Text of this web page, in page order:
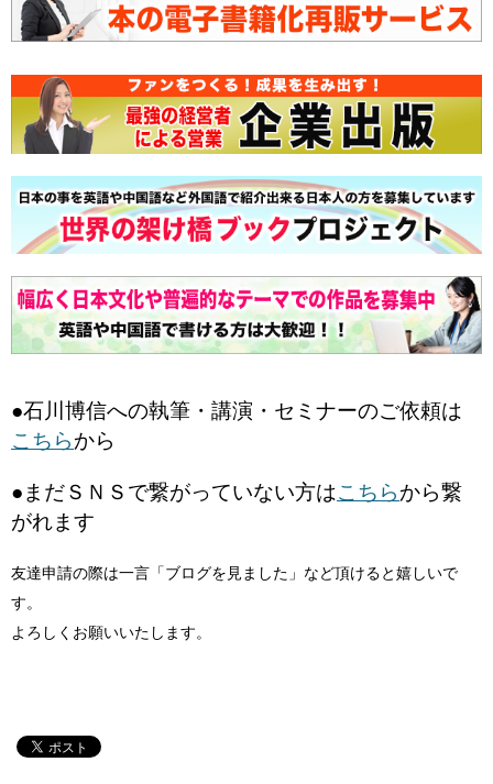
●石川博信への執筆・講演・セミナーのご依頼は
こちらから
●まだＳＮＳで繋がっていない方はこちらから繋
がれます
友達申請の際は一言「ブログを見ました」など頂けると嬉しいで
す。
よろしくお願いいたします。